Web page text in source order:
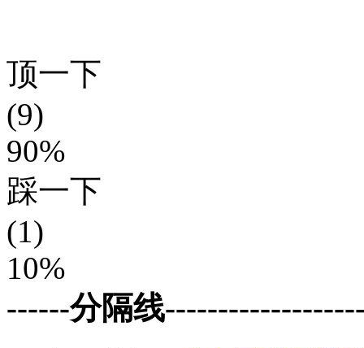
顶一下
(9)
90%
踩一下
(1)
10%
------分隔线